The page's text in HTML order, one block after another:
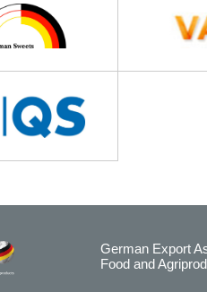
German Export
Food and